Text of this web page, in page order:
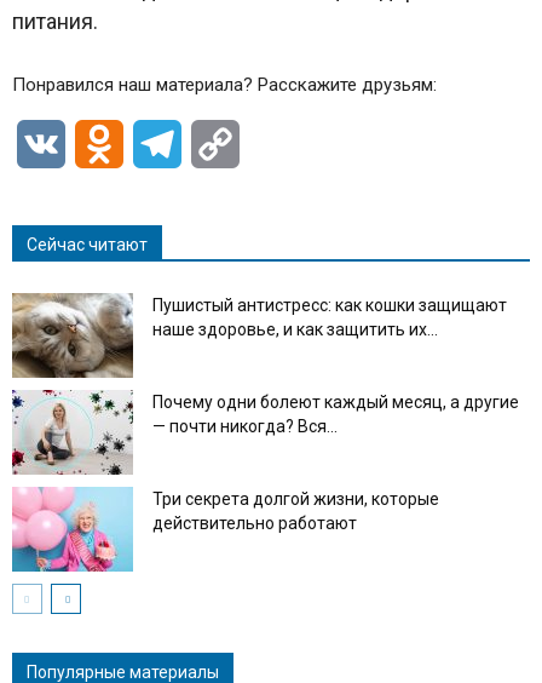
питания.
Понравился наш материала? Расскажите друзьям:
VK Odnoklassniki
Telegram
Сейчас читают
Пушистый антистресс: как кошки защищают
наше здоровье, и как защитить их...
Почему одни болеют каждый месяц, а другие
— почти никогда? Вся...
Три секрета долгой жизни, которые
действительно работают
Популярные материалы